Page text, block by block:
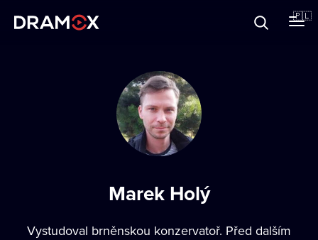
🇵🇱
Marek Holý
Vystudoval brněnskou konzervatoř. Před dalším